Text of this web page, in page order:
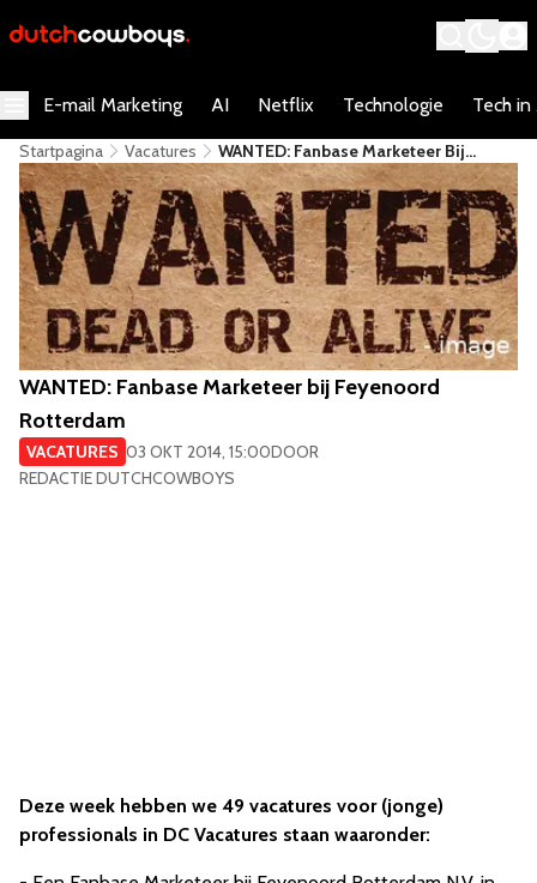
E-mail Marketing AI Netflix Technologie Tech in
Startpagina Vacatures
WANTED: Fanbase Marketeer Bij
Feyenoord Rotterdam
WANTED: Fanbase Marketeer bij Feyenoord
Rotterdam
VACATURES 03 OKT 2014, 15:00DOOR
REDACTIE DUTCHCOWBOYS
Deze week hebben we 49 vacatures voor (jonge)
professionals in DC Vacatures staan waaronder: